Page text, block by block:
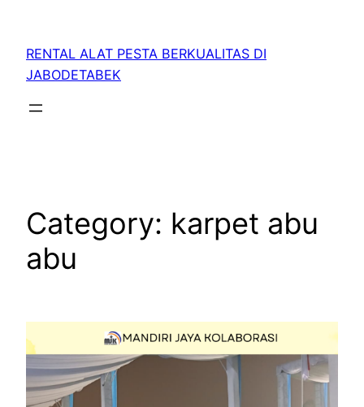
RENTAL ALAT PESTA BERKUALITAS DI
JABODETABEK
Category: karpet abu
abu